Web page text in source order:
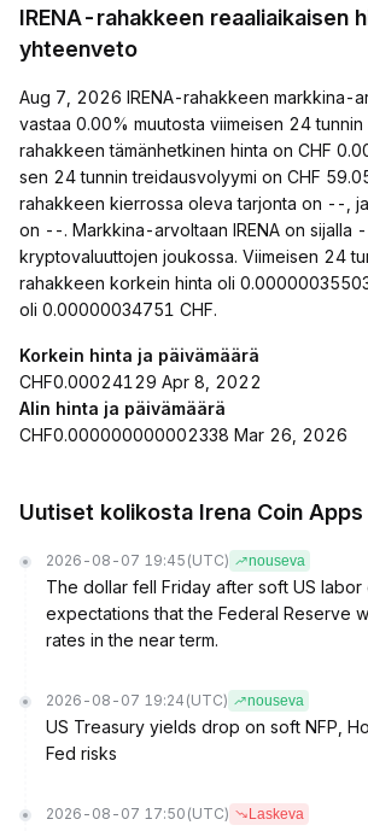
IRENA-rahakkeen reaaliaikaisen
yhteenveto
Aug 7, 2026 IRENA-rahakkeen markkina-
vastaa 0.00% muutosta viimeisen 24 tunnin
rahakkeen tämänhetkinen hinta on CHF
sen 24 tunnin treidausvolyymi on CHF
rahakkeen kierrossa oleva tarjonta on --,
on --. Markkina-arvoltaan IRENA on sijalla
kryptovaluuttojen joukossa. Viimeisen 24
rahakkeen korkein hinta oli
oli 0.00000034751 CHF.
Korkein hinta ja päivämäärä
CHF0.00024129 Apr 8, 2022
Alin hinta ja päivämäärä
CHF0.000000000002338 Mar 26, 2026
Uutiset kolikosta Irena Coin Apps
2026-08-07 19:45 (UTC) nouseva
The dollar fell Friday after soft US
expectations that the Federal Reserve
rates in the near term.
2026-08-07 19:24 (UTC) nouseva
US Treasury yields drop on soft NFP,
Fed risks
2026-08-07 17:50 (UTC) Laskeva